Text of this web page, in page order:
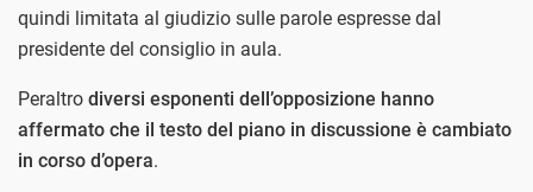
quindi limitata al giudizio sulle parole espresse dal
presidente del consiglio in aula.
Peraltro diversi esponenti dell’opposizione hanno
affermato che il testo del piano in discussione è cambiato
in corso d’opera.